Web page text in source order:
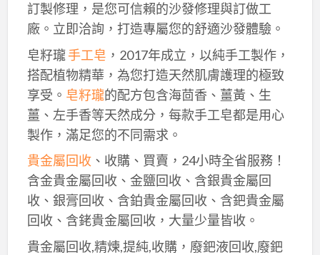
訂製修理，是您可信賴的沙發修理與訂做工
廠。立即洽詢，打造專屬您的舒適沙發體驗。
皂籽瓏手工皂 ，2017年成立，以純手工製作，
搭配植物精華，為您打造天然肌膚護理的極致
享受。 皂籽瓏的配方包含海茴香、薑黃、生
薑、左手香等天然成分，每款手工皂都是用心
製作，滿足您的不同需求。
貴金屬回收、收購、買賣，24小時全省服務！
含金貴金屬回收、金鹽回收、含銀貴金屬回
收、銀膏回收、含鉑貴金屬回收、含鈀貴金屬
回收、含銠貴金屬回收，大量少量皆收。
貴金屬回收,精煉,提純,收購，廢鈀液回收,廢鈀